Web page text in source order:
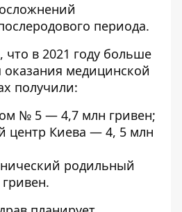
периода.
в 2021 году больше
оказания медицинской
получили:
№ 5 — 4,7 млн гривен;
центр Киева — 4, 5 млн
родильный